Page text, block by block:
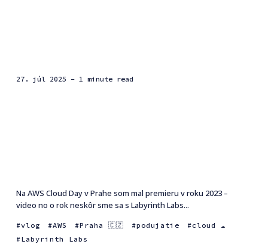
27. júl 2025 - 1 minute read
Na AWS Cloud Day v Prahe som mal premieru v roku 2023 –
video no o rok neskôr sme sa s Labyrinth Labs...
vlog AWS Praha 🇨🇿 podujatie
cloud ☁️
Labyrinth Labs